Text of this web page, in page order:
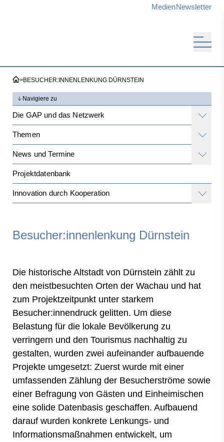
MedienNewsletter
>BESUCHER:INNENLENKUNG DÜRNSTEIN
Navigiere zu
Die GAP und das Netzwerk
Themen
News und Termine
Projektdatenbank
Innovation durch Kooperation
Besucher:innenlenkung Dürnstein
Die historische Altstadt von Dürnstein zählt zu
den meistbesuchten Orten der Wachau und hat
zum Projektzeitpunkt unter starkem
Besucher:innendruck gelitten. Um diese
Belastung für die lokale Bevölkerung zu
verringern und den Tourismus nachhaltig zu
gestalten, wurden zwei aufeinander aufbauende
Projekte umgesetzt: Zuerst wurde mit einer
umfassenden Zählung der Besucherströme sowie
einer Befragung von Gästen und Einheimischen
eine solide Datenbasis geschaffen. Aufbauend
darauf wurden konkrete Lenkungs- und
Informationsmaßnahmen entwickelt, um